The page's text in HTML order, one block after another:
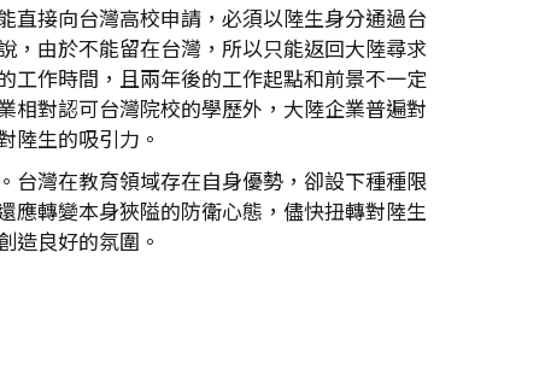
直接向台灣高校申請，必須以陸生身分通過台
，由於不能留在台灣，所以只能返回大陸尋求
工作時間，且兩年後的工作起點和前景不一定
相對認可台灣院校的學歷外，大陸企業普遍對
陸生的吸引力。
台灣在教育領域存在自身優勢，卻設下種種限
應轉變本身狹隘的防衛心態，儘快扭轉對陸生
造良好的氛圍。